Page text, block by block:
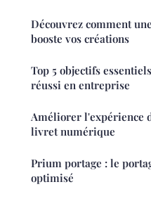
Découvrez comment
booste vos créations
Top 5 objectifs
réussi en entreprise
Améliorer l'expérience
livret numérique
Prium portage : le
optimisé